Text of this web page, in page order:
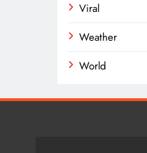
Viral
Weather
World